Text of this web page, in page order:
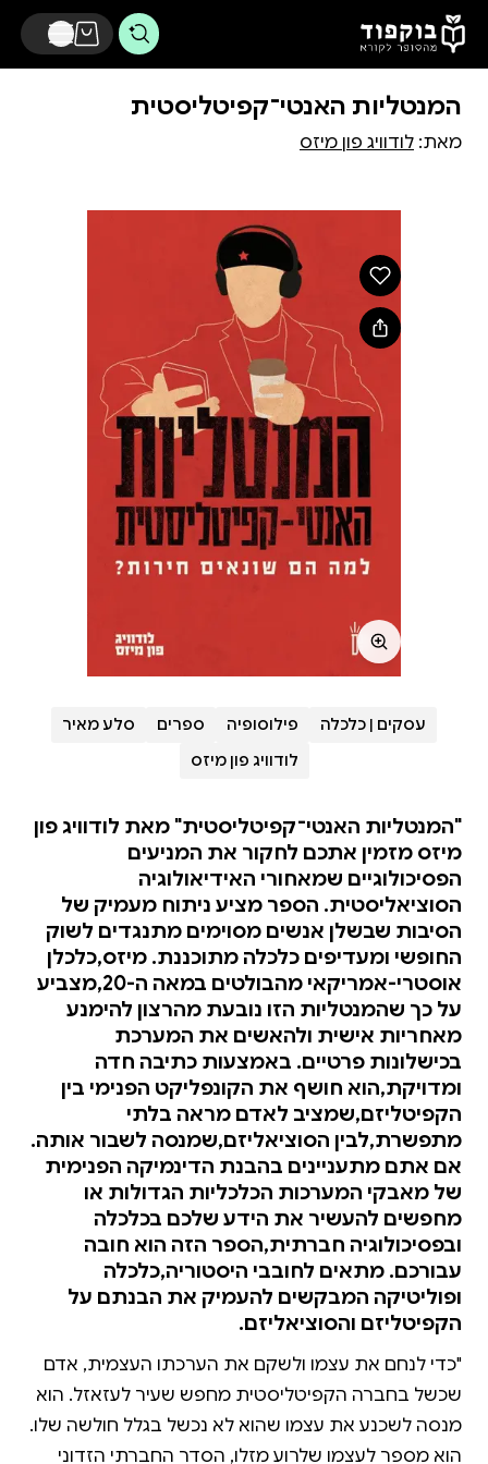
דלג לתוכן הראשי
המנטליות האנטי־קפיטליסטית
מאת: לודוויג פון מיזס
עסקים | כלכלה פילוסופיה ספרים
סלע מאיר
לודוויג פון מיזס
"המנטליות האנטי־קפיטליסטית" מאת לודוויג פון
מיזס מזמין אתכם לחקור את המניעים
הפסיכולוגיים שמאחורי האידיאולוגיה
הסוציאליסטית. הספר מציע ניתוח מעמיק של
הסיבות שבשלן אנשים מסוימים מתנגדים לשוק
החופשי ומעדיפים כלכלה מתוכננת. מיזס,כלכלן
אוסטרי-אמריקאי מהבולטים במאה ה-20,מצביע
על כך שהמנטליות הזו נובעת מהרצון להימנע
מאחריות אישית ולהאשים את המערכת
בכישלונות פרטיים. באמצעות כתיבה חדה
ומדויקת,הוא חושף את הקונפליקט הפנימי בין
הקפיטליזם,שמציב לאדם מראה בלתי
מתפשרת,לבין הסוציאליזם,שמנסה לשבור אותה.
אם אתם מתעניינים בהבנת הדינמיקה הפנימית
של מאבקי המערכות הכלכליות הגדולות או
מחפשים להעשיר את הידע שלכם בכלכלה
ובפסיכולוגיה חברתית,הספר הזה הוא חובה
עבורכם. מתאים לחובבי היסטוריה,כלכלה
ופוליטיקה המבקשים להעמיק את הבנתם על
הקפיטליזם והסוציאליזם.
"כדי לנחם את עצמו ולשקם את הערכתו העצמית, אדם
שכשל בחברה הקפיטליסטית מחפש שעיר לעזאזל. הוא
מנסה לשכנע את עצמו שהוא לא נכשל בגלל חולשה שלו.
הוא מספר לעצמו שלרוע מזלו, הסדר החברתי הזדוני